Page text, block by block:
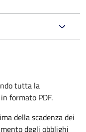
tutta la
formato PDF.
della scadenza dei
degli obblighi